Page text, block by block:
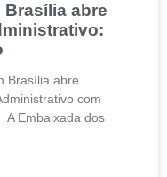
Brasília abre
Brasília abre
com
Embaixada dos